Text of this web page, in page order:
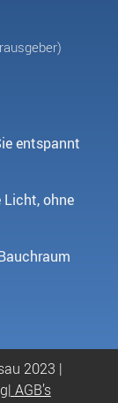
entspannt
Licht, ohne
2023 |
AGB’s